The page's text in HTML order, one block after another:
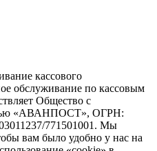
кассового
обслуживание по кассовым
Общество с
«АВАНПОСТ», ОГРН:
771501001. Мы
вам было удобно у нас на